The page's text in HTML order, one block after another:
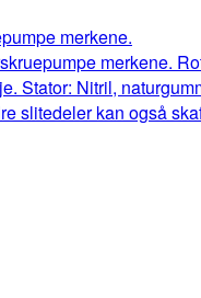
merkene.
merkene.
Stator: Nitril,
kan også